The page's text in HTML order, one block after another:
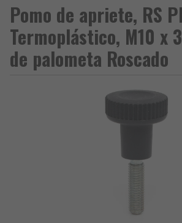
Pomo de apriete, RS
Termoplástico, M10 x
de palometa Roscado